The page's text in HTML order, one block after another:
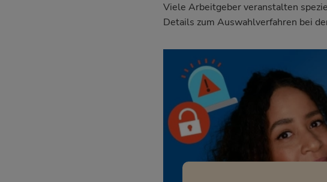
Viele Arbeitgeber veranstalten
Details zum Auswahlverfahren bei